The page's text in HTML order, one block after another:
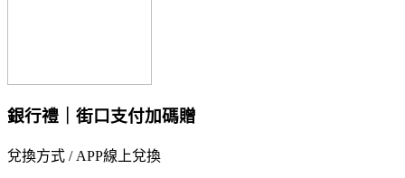
銀行禮｜街口支付加碼贈
兌換方式 / APP線上兌換